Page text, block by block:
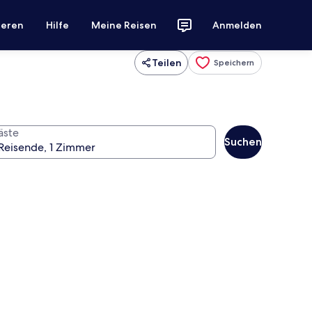
Hilfe Meine Reisen Anmelden
Teilen Speichern
Suchen